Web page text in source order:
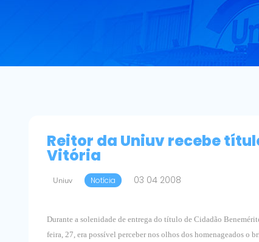
Reitor da Uniuv recebe
Vitória
Uniuv Notícia 03 04 2008
Durante a solenidade de entrega do título de Cidadão
feira, 27, era possível perceber nos olhos dos homenageados o